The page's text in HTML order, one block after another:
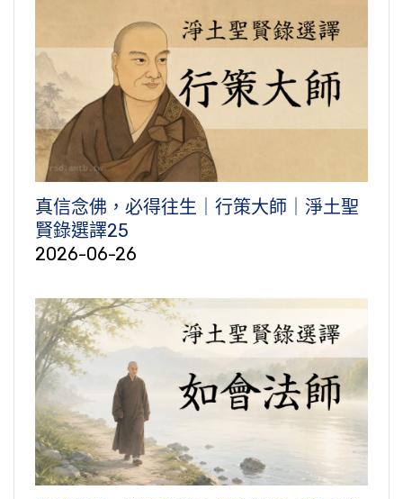
真信念佛，必得往生｜行策大師｜淨土聖
賢錄選譯25
2026-06-26